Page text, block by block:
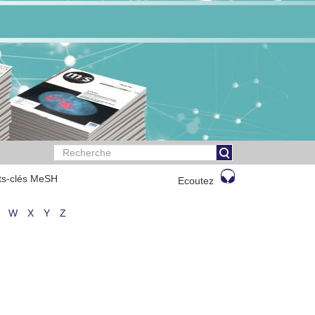
clés MeSH Ecoutez
W X Y Z